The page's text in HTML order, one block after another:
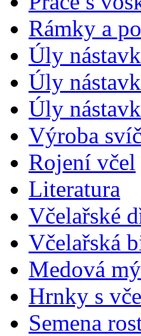
Rámky a
Úly
Úly
Úly
Výroba
Rojení včel
Literatura
Včelařské
Včelařská
Medová
Hrnky s
Semena